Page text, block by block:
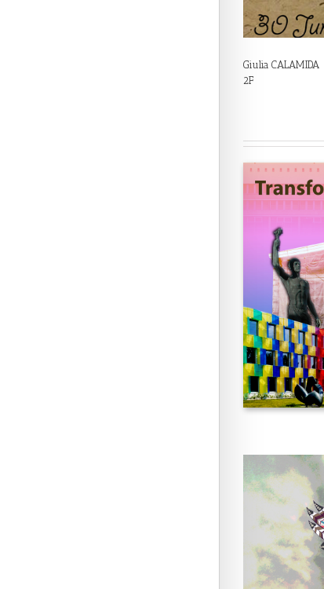
Giulia CALAMIDA
2F